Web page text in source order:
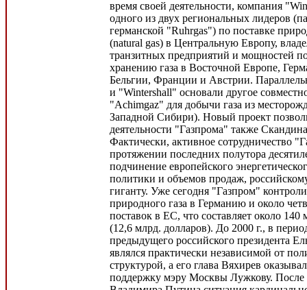
время своей деятельности, компания
одного из двух региональных лидеров
германской "Ruhrgas") по поставке
(natural gas) в Центральную Европу,
транзитных предприятий и мощностей
хранению газа в Восточной Европе,
Бельгии, Франции и Австрии.
и "Wintershall" основали другое
"Achimgaz" для добычи газа из
Западной Сибири). Новый проект
деятельности "Газпрома" также
Фактически, активное сотрудничество
протяжении последних полутора
подчинение европейского
политики и объемов продаж,
гиганту. Уже сегодня "Газпром"
природного газа в Германию и около
поставок в ЕС, что составляет около 140
(12,6 млрд. долларов). До 2000 г., в
предыдущего российского президента
являлся практически независимой от
структурой, а его глава Вяхирев
поддержку мэру Москвы Лужкову. После